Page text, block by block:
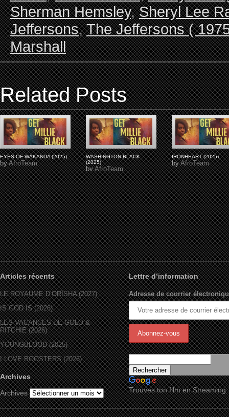
Sherman Hemsley,Sheryl Lee
Jeffersons,The Jeffersons (
Marshall
Related Posts
EYES OF WAKANDA (2025)
byAfroTeam
WASHINGTON BLACK
(2025)
byAfroTeam
IRONHEART (2025)
byAfroTeam
Articles récents
LE ROYAUME D’ORÏSHA (2027)
IS GOD IS (2026)
LES VACANCES DE GOLO &
RITCHIE (2026)
YOUNGBLOOD (2025)
I LOVE BOOSTERS (2026)
Archives
Archives
Lettre d’information
Adresse de courrier
Trouves ton film en Streaming